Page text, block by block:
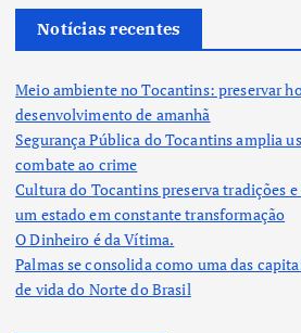
Notícias recentes
Meio ambiente no Tocantins: preservar
desenvolvimento de amanhã
Segurança Pública do Tocantins amplia
combate ao crime
Cultura do Tocantins preserva tradições
um estado em constante transformação
O Dinheiro é da Vítima.
Palmas se consolida como uma das
de vida do Norte do Brasil